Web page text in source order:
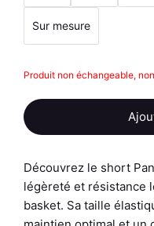
Sur mesure
Produit non échangeable,
Découvrez le short
légèreté et résistance
basket. Sa taille